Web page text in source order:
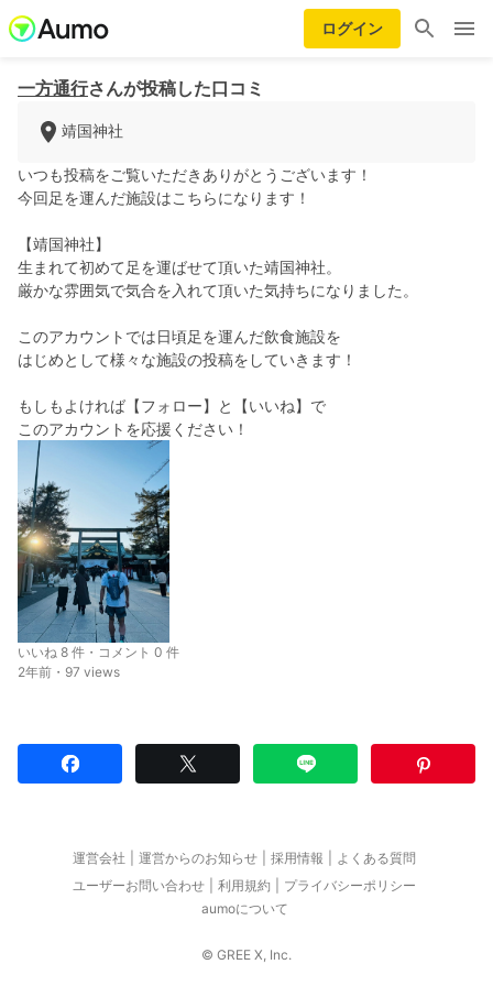
ログイン
一方通行さんが投稿した口コミ
靖国神社
いつも投稿をご覧いただきありがとうございます！
今回足を運んだ施設はこちらになります！
【靖国神社】
生まれて初めて足を運ばせて頂いた靖国神社。
厳かな雰囲気で気合を入れて頂いた気持ちになりました。
このアカウントでは日頃足を運んだ飲食施設を
はじめとして様々な施設の投稿をしていきます！
もしもよければ【フォロー】と【いいね】で
このアカウントを応援ください！
いいね 8 件・コメント 0 件
2年前・97 views
運営会社 運営からのお知らせ 採用情報
よくある質問
ユーザーお問い合わせ
利用規約
プライバシーポリシー
aumoについて
© GREE X, Inc.